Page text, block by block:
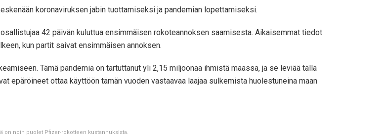
koronaviruksen jabin tuottamiseksi ja pandemian lopettamiseksi.
42 päivän kuluttua ensimmäisen rokoteannoksen saamisesta. Aikaisemmat tiedot
kun partit saivat ensimmäisen annoksen.
Tämä pandemia on tartuttanut yli 2,15 miljoonaa ihmistä maassa, ja se leviää tällä
epäröineet ottaa käyttöön tämän vuoden vastaavaa laajaa sulkemista huolestuneina maan
on noin puolet Pfizer-rokotteen kustannuksista.